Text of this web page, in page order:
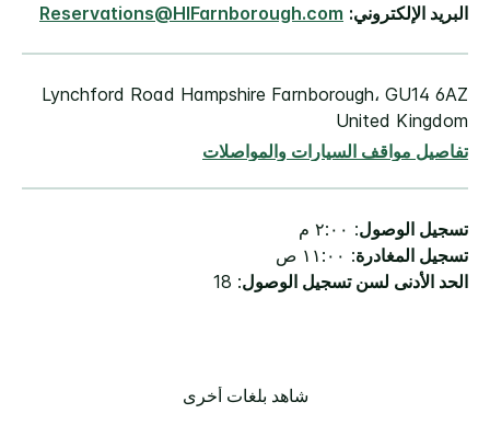
البريد الإلكتروني: Reservations@HIFarnborough.com
Lynchford Road Hampshire Farnborough، GU14 6AZ
United Kingdom
تفاصيل مواقف السيارات والمواصلات
تسجيل الوصول: ٢:٠٠ م
تسجيل المغادرة: ١١:٠٠ ص
الحد الأدنى لسن تسجيل الوصول: 18
شاهد بلغات أخرى